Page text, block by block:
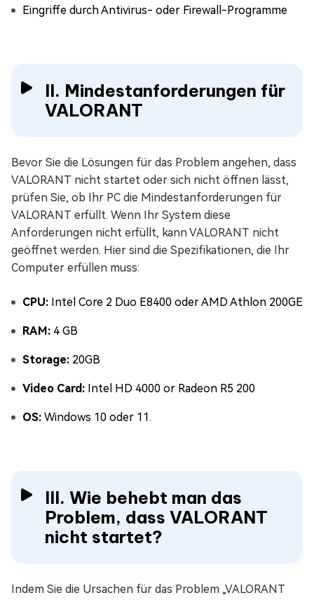
Eingriffe durch Antivirus- oder Firewall-Programme
II. Mindestanforderungen für
VALORANT
Bevor Sie die Lösungen für das Problem angehen, dass
VALORANT nicht startet oder sich nicht öffnen lässt,
prüfen Sie, ob Ihr PC die Mindestanforderungen für
VALORANT erfüllt. Wenn Ihr System diese
Anforderungen nicht erfüllt, kann VALORANT nicht
geöffnet werden. Hier sind die Spezifikationen, die Ihr
Computer erfüllen muss:
CPU: Intel Core 2 Duo E8400 oder AMD Athlon 200GE
RAM: 4 GB
Storage: 20GB
Video Card: Intel HD 4000 or Radeon R5 200
OS: Windows 10 oder 11.
III. Wie behebt man das
Problem, dass VALORANT
nicht startet?
Indem Sie die Ursachen für das Problem „VALORANT